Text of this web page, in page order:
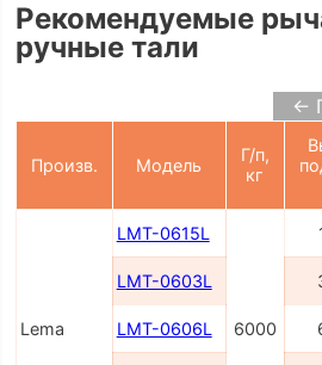
Рекомендуемые
ручные тали
←
Произв. Модель
Г/п,
кг
Lema
LMT-0615L
6000
LMT-0603L
LMT-0606L